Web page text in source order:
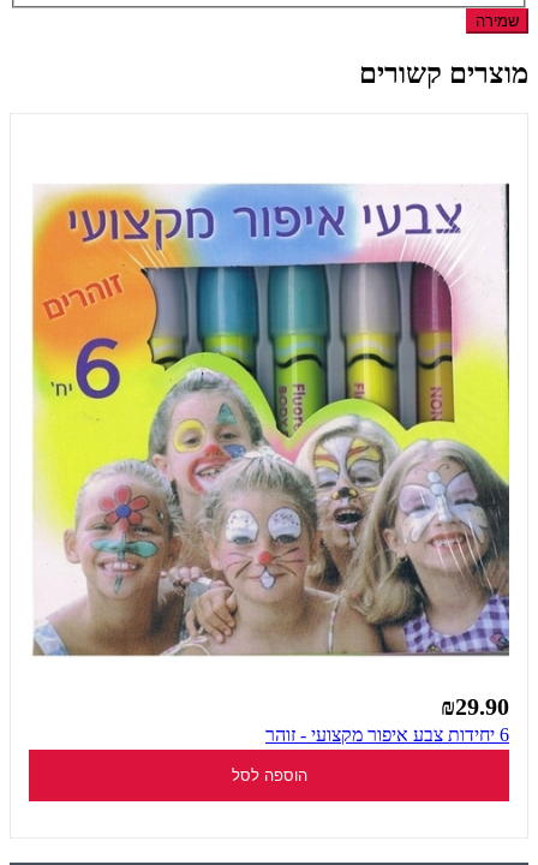
שמירה
מוצרים קשורים
₪29.90
6 יחידות צבע איפור מקצועי - זוהר
הוספה לסל